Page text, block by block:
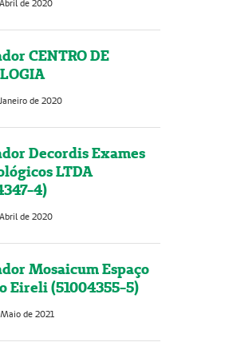
de 2020
CENTRO DE
de 2020
Decordis Exames
LTDA
4)
de 2020
Mosaicum Espaço
Eireli (51004355-5)
de 2021